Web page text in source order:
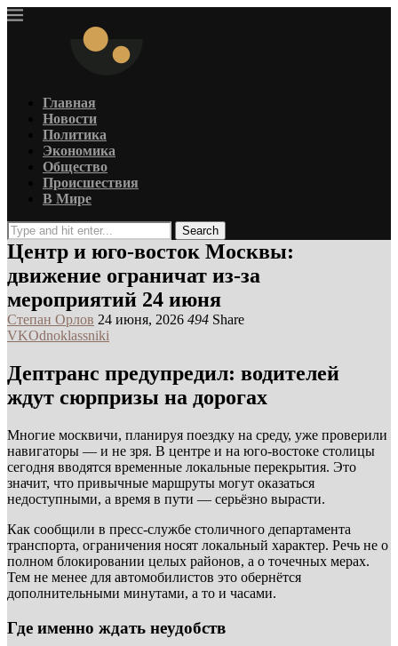
Главная
Новости
Политика
Экономика
Общество
Происшествия
В Мире
Search
Центр и юго-восток Москвы:
движение ограничат из-за
мероприятий 24 июня
Степан Орлов 24 июня, 2026 494 Share
VKOdnoklassniki
Дептранс предупредил: водителей
ждут сюрпризы на дорогах
Многие москвичи, планируя поездку на среду, уже проверили
навигаторы — и не зря. В центре и на юго-востоке столицы
сегодня вводятся временные локальные перекрытия. Это
значит, что привычные маршруты могут оказаться
недоступными, а время в пути — серьёзно вырасти.
Как сообщили в пресс-службе столичного департамента
транспорта, ограничения носят локальный характер. Речь не о
полном блокировании целых районов, а о точечных мерах.
Тем не менее для автомобилистов это обернётся
дополнительными минутами, а то и часами.
Где именно ждать неудобств